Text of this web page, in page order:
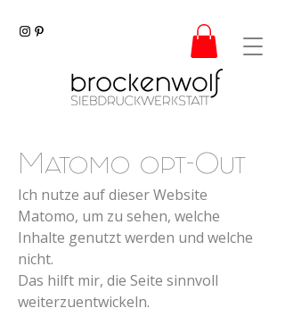
Matomo opt-Out
Ich nutze auf dieser Website
Matomo, um zu sehen, welche
Inhalte genutzt werden und welche
nicht.
Das hilft mir, die Seite sinnvoll
weiterzuentwickeln.